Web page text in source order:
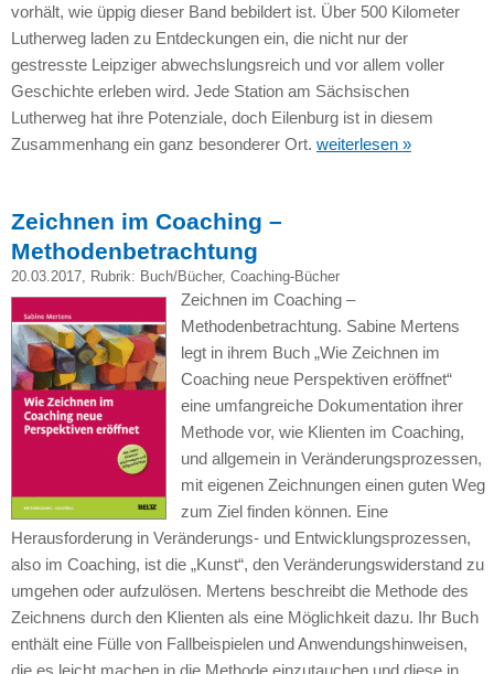
vorhält, wie üppig dieser Band bebildert ist. Über 500 Kilometer
Lutherweg laden zu Entdeckungen ein, die nicht nur der
gestresste Leipziger abwechslungsreich und vor allem voller
Geschichte erleben wird. Jede Station am Sächsischen
Lutherweg hat ihre Potenziale, doch Eilenburg ist in diesem
Zusammenhang ein ganz besonderer Ort. weiterlesen »
Zeichnen im Coaching –
Methodenbetrachtung
20.03.2017, Rubrik: Buch/Bücher, Coaching-Bücher
Zeichnen im Coaching –
Methodenbetrachtung. Sabine Mertens
legt in ihrem Buch „Wie Zeichnen im
Coaching neue Perspektiven eröffnet“
eine umfangreiche Dokumentation ihrer
Methode vor, wie Klienten im Coaching,
und allgemein in Veränderungsprozessen,
mit eigenen Zeichnungen einen guten Weg
zum Ziel finden können. Eine
Herausforderung in Veränderungs- und Entwicklungsprozessen,
also im Coaching, ist die „Kunst“, den Veränderungswiderstand zu
umgehen oder aufzulösen. Mertens beschreibt die Methode des
Zeichnens durch den Klienten als eine Möglichkeit dazu. Ihr Buch
enthält eine Fülle von Fallbeispielen und Anwendungshinweisen,